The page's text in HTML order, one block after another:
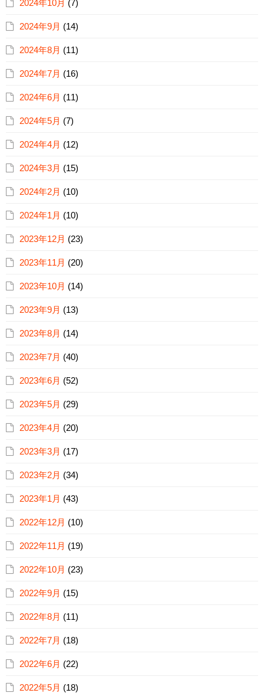
2024年10月 (7)
2024年9月 (14)
2024年8月 (11)
2024年7月 (16)
2024年6月 (11)
2024年5月 (7)
2024年4月 (12)
2024年3月 (15)
2024年2月 (10)
2024年1月 (10)
2023年12月 (23)
2023年11月 (20)
2023年10月 (14)
2023年9月 (13)
2023年8月 (14)
2023年7月 (40)
2023年6月 (52)
2023年5月 (29)
2023年4月 (20)
2023年3月 (17)
2023年2月 (34)
2023年1月 (43)
2022年12月 (10)
2022年11月 (19)
2022年10月 (23)
2022年9月 (15)
2022年8月 (11)
2022年7月 (18)
2022年6月 (22)
2022年5月 (18)